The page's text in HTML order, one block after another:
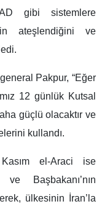
gibi sistemlere
ateşlendiğini ve
Pakpur, “Eğer
12 günlük Kutsal
güçlü olacaktır ve
kullandı.
el-Araci ise
Başbakanı’nın
ülkesinin İran’la